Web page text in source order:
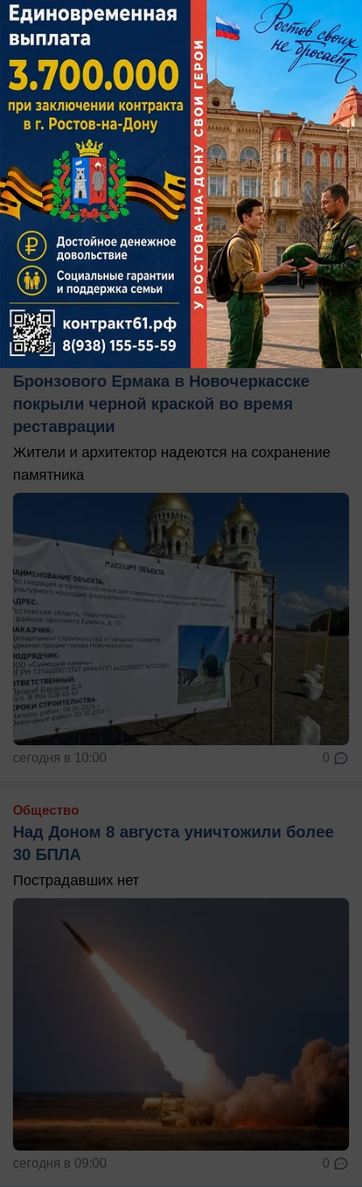
Ростове не прошел госэкспертизу
сегодня в 11:11 1
Общество
Бронзового Ермака в Новочеркасске
покрыли черной краской во время
реставрации
Жители и архитектор надеются на сохранение
памятника
сегодня в 10:00 0
Общество
Над Доном 8 августа уничтожили более
30 БПЛА
Пострадавших нет
сегодня в 09:00 0